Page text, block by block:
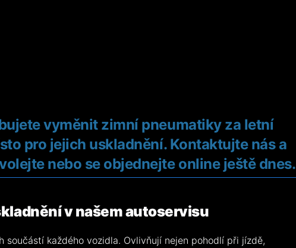
vyměnit zimní pneumatiky za letní
pro jejich uskladnění. Kontaktujte nás a
nebo se objednejte online ještě dnes.
v našem autoservisu
součástí každého vozidla. Ovlivňují nejen pohodlí při jízdě,